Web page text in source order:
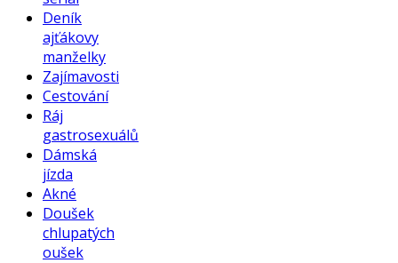
Deník
ajťákovy
manželky
Zajímavosti
Cestování
Ráj
gastrosexuálů
Dámská
jízda
Akné
Doušek
chlupatých
oušek